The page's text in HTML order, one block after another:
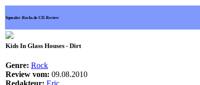
Squealer-Rocks.de CD-Review
Kids In Glass Houses - Dirt
Genre: Rock
Review vom: 09.08.2010